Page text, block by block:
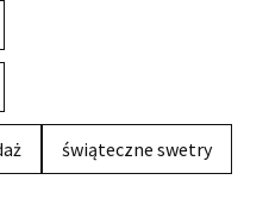
świąteczne swetry